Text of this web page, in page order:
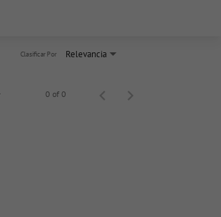
Relevancia
Clasificar Por
0 of 0